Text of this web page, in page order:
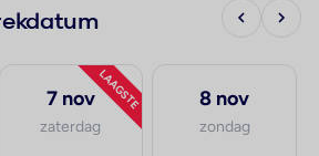
LAAGSTE
7 nov
zaterdag
8 nov
zondag